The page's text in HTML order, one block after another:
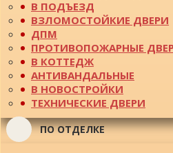
В ПОДЪЕЗД
ВЗЛОМОСТОЙКИЕ ДВЕРИ
ДПМ
ПРОТИВОПОЖАРНЫЕ
В КОТТЕДЖ
АНТИВАНДАЛЬНЫЕ
В НОВОСТРОЙКИ
ТЕХНИЧЕСКИЕ ДВЕРИ
ПО ОТДЕЛКЕ